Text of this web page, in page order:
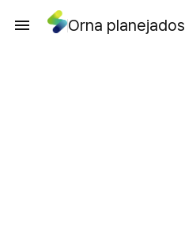
Orna planejados